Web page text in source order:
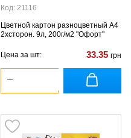
Код: 21116
Цветной картон разноцветный А4
2хсторон. 9л, 200г/м2 "Офорт"
Цена за шт: 33.35 грн